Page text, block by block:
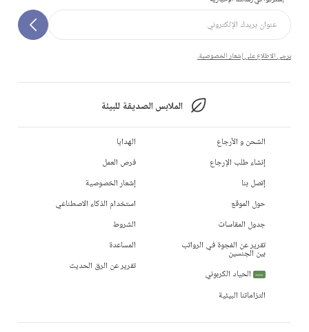
يرجى الاطلاع على إشعار الخصوصية.
الملابس الصديقة للبيئة
الشحن و الأرجاع
إنشاء طلب الإرجاع
إتصل بنا
حول الموقع
جدول المقاسات
تقرير عن الفجوة في الرواتب
بين الجنسين
جديد
الحياد الكربوني
التزاماتنا البيئية
الهدايا
فرص العمل
إشعار الخصوصية
استخدام الذكاء الاصطناعي
الشروط
المساعدة
تقرير عن الرق الحديث